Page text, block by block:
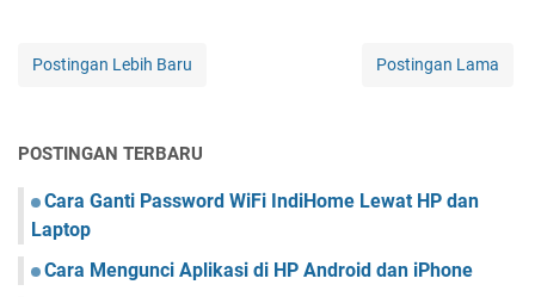
Postingan Lebih Baru Postingan Lama
POSTINGAN TERBARU
Cara Ganti Password WiFi IndiHome Lewat HP dan
Laptop
Cara Mengunci Aplikasi di HP Android dan iPhone